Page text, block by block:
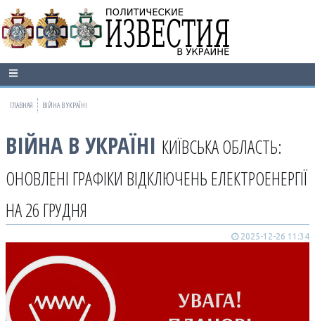
ГЛАВНАЯ ВІЙНА В УКРАЇНІ
ВІЙНА В УКРАЇНІ КИЇВСЬКА ОБЛАСТЬ:
ОНОВЛЕНІ ГРАФІКИ ВІДКЛЮЧЕНЬ ЕЛЕКТРОЕНЕРГІЇ
НА 26 ГРУДНЯ
2025-12-26 11:34